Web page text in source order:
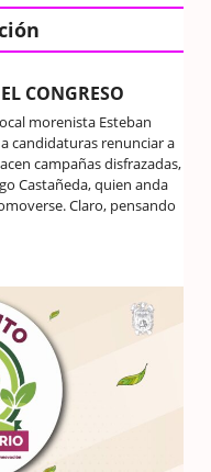
CONGRESO
morenista Esteban
candidaturas renunciar a
campañas disfrazadas,
Castañeda, quien anda
Claro, pensando